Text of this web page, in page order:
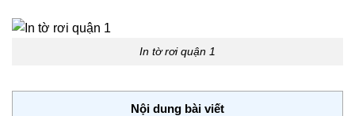
In tờ rơi quận 1
Nội dung bài viết